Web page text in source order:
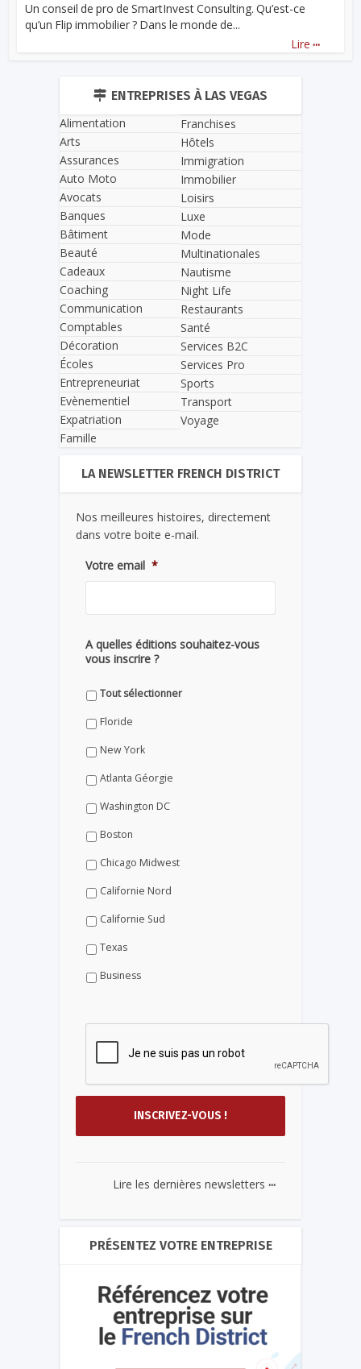
Un conseil de pro de SmartInvest Consulting. Qu’est-ce
qu’un Flip immobilier ? Dans le monde de...
Lire ...
ENTREPRISES À LAS VEGAS
Alimentation
Arts
Assurances
Auto Moto
Avocats
Banques
Bâtiment
Beauté
Cadeaux
Coaching
Communication
Comptables
Décoration
Écoles
Entrepreneuriat
Evènementiel
Expatriation
Famille
Franchises
Hôtels
Immigration
Immobilier
Loisirs
Luxe
Mode
Multinationales
Nautisme
Night Life
Restaurants
Santé
Services B2C
Services Pro
Sports
Transport
Voyage
LA NEWSLETTER FRENCH DISTRICT
Nos meilleures histoires, directement
dans votre boite e-mail.
Votre email *
A quelles éditions souhaitez-vous
vous inscrire ?
Tout sélectionner
Floride
New York
Atlanta Géorgie
Washington DC
Boston
Chicago Midwest
Californie Nord
Californie Sud
Texas
Business
Lire les dernières newsletters ...
PRÉSENTEZ VOTRE ENTREPRISE